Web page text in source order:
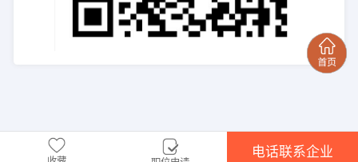
电话联系企业